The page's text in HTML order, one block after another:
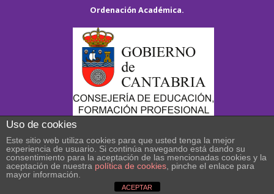
Ordenación Académica.
Uso de cookies
Este sitio web utiliza cookies para que usted tenga la mejor
experiencia de usuario. Si continúa navegando está dando su
consentimiento para la aceptación de las mencionadas cookies y la
aceptación de nuestra política de cookies , pinche el enlace para
mayor información.
ACEPTAR